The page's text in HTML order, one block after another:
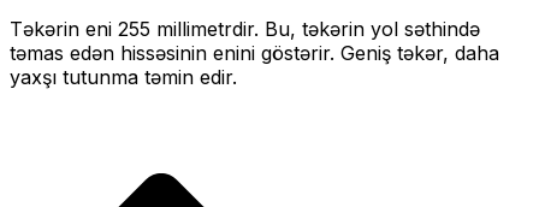
Təkərin eni 255 millimetrdir. Bu, təkərin yol səthində
təmas edən hissəsinin enini göstərir. Geniş təkər, daha
yaxşı tutunma təmin edir.